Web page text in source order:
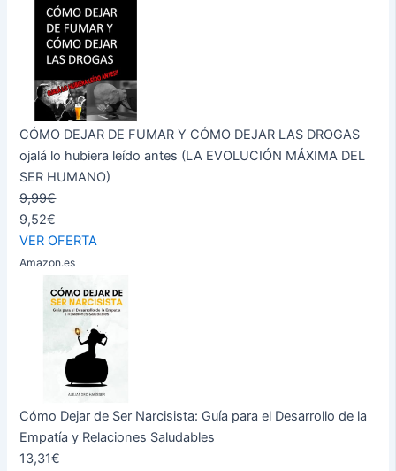
CÓMO DEJAR DE FUMAR Y CÓMO DEJAR LAS DROGAS
ojalá lo hubiera leído antes (LA EVOLUCIÓN MÁXIMA DEL
SER HUMANO)
9,99€
9,52€
VER OFERTA
Amazon.es
Cómo Dejar de Ser Narcisista: Guía para el Desarrollo de la
Empatía y Relaciones Saludables
13,31€